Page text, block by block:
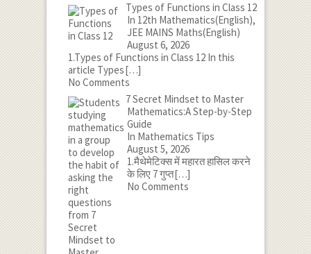
Types of Functions in Class 12
In 12th Mathematics(English),
JEE MAINS Maths(English)
August 6, 2026
1.Types of Functions in Class 12 In this
article Types[…]
No Comments
7 Secret Mindset to Master
Mathematics:A Step-by-Step
Guide
In Mathematics Tips
August 5, 2026
1.मैथेमेटिक्स में महारत हासिल करने
के लिए 7 गुप्त[…]
No Comments